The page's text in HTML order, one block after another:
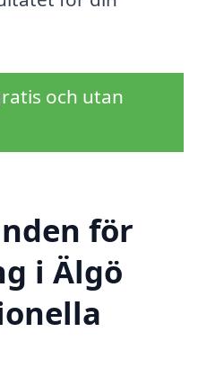
och utan
för
i Älgö